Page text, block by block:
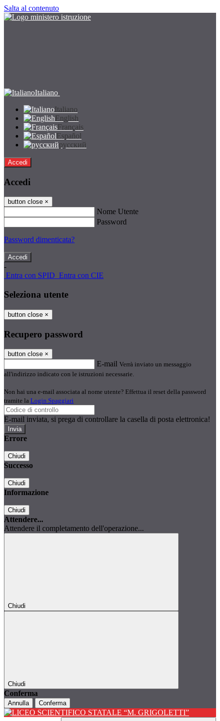
Salta al contenuto
Italiano
Italiano
English
Français
Español
русский
Accedi
Accedi
button close ×
Nome Utente
Password
Password dimenticata?
-
Entra con SPID Entra con CIE
Seleziona utente
button close ×
Recupero password
button close ×
E-mail Verrà inviato un messaggio
all'indirizzo indicato con le istruzioni necessarie.
Non hai una e-mail associata al nome utente? Effettua il reset della password
tramite la Login Spaggiari
E-mail inviata, si prega di controllare la casella di posta elettronica!
Errore
Chiudi
Successo
Chiudi
Informazione
Chiudi
Attendere...
Attendere il completamento dell'operazione...
Chiudi
Chiudi
Conferma
Annulla Conferma